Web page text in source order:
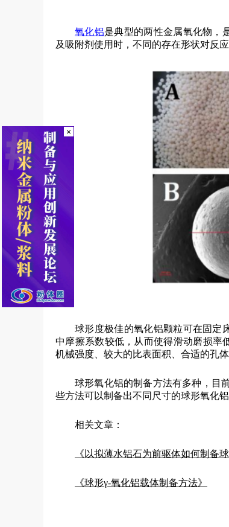
氧化铝是典型的两性金属氧化物，
及吸附剂使用时，不同的存在形状对反
球形度极佳的氧化铝颗粒可在固定
中摩擦系数较低，从而使得滑动磨损率
机械强度、较大的比表面积、合适的孔
球形氧化铝的制备方法有多种，目
些方法可以制备出不同尺寸的球形氧化
相关文章：
《以拟薄水铝石为前驱体如何制备
《球形γ-氧化铝载体制备方法》
×